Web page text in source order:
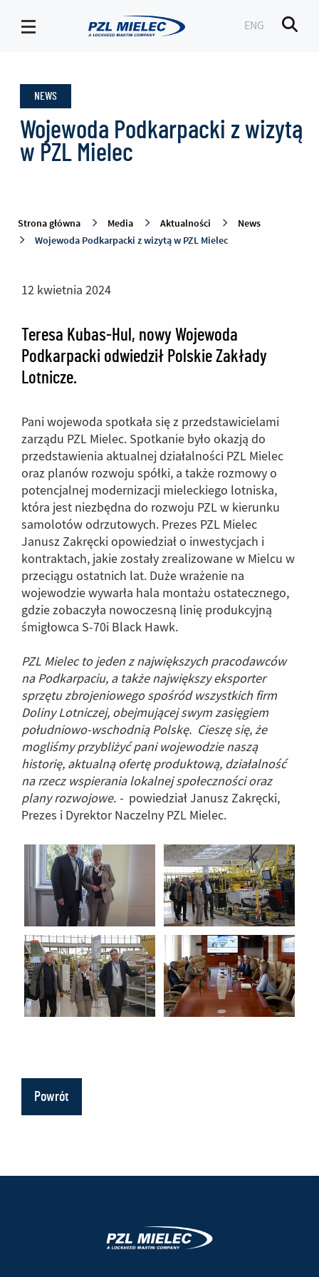
Mielec
ENG
NEWS
Wojewoda Podkarpacki z wizytą
w PZL Mielec
Strona główna Media Aktualności
News
Wojewoda Podkarpacki z wizytą w PZL Mielec
12 kwietnia 2024
Teresa Kubas-Hul, nowy Wojewoda
Podkarpacki odwiedził Polskie Zakłady
Lotnicze.
Pani wojewoda spotkała się z przedstawicielami
zarządu PZL Mielec. Spotkanie było okazją do
przedstawienia aktualnej działalności PZL Mielec
oraz planów rozwoju spółki, a także rozmowy o
potencjalnej modernizacji mieleckiego lotniska,
która jest niezbędna do rozwoju PZL w kierunku
samolotów odrzutowych. Prezes PZL Mielec
Janusz Zakręcki opowiedział o inwestycjach i
kontraktach, jakie zostały zrealizowane w Mielcu w
przeciągu ostatnich lat. Duże wrażenie na
wojewodzie wywarła hala montażu ostatecznego,
gdzie zobaczyła nowoczesną linię produkcyjną
śmigłowca S-70i Black Hawk.
PZL Mielec to jeden z największych pracodawców
na Podkarpaciu, a także największy eksporter
sprzętu zbrojeniowego spośród wszystkich firm
Doliny Lotniczej, obejmującej swym zasięgiem
południowo-wschodnią Polskę. Cieszę się, że
mogliśmy przybliżyć pani wojewodzie naszą
historię, aktualną ofertę produktową, działalność
na rzecz wspierania lokalnej społeczności oraz
plany rozwojowe. - powiedział Janusz Zakręcki,
Prezes i Dyrektor Naczelny PZL Mielec.
Powrót